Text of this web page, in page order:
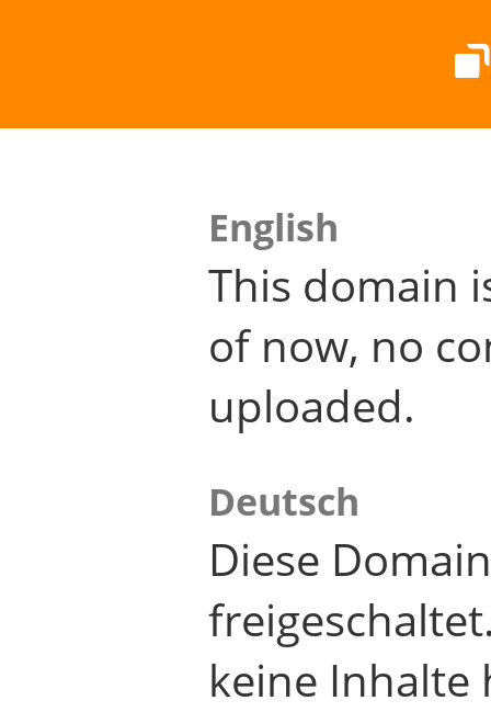
English
This domain
of now, no
uploaded.
Deutsch
Diese
keine Inhalte